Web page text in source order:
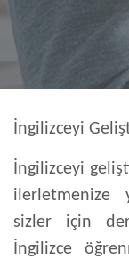
İngilizceyi
İngilizceyi
ilerletmenize
sizler için
İngilizce